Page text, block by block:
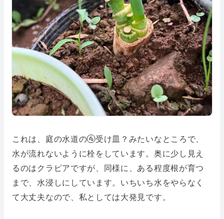
これは、庭の水道の🚰受け皿？みたいなところで、
水が流れないように栓をしています。奥に少し見え
るのはクラピアですが、同様に、ある程度根が育つ
まで、水浸しにしています。いちいち水をやらなく
て大丈夫なので、私としては大発見です。